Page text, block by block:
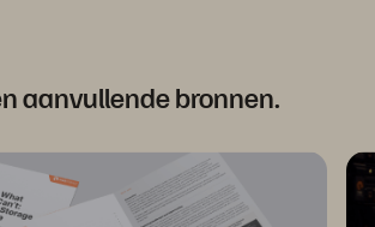
aanvullende bronnen.